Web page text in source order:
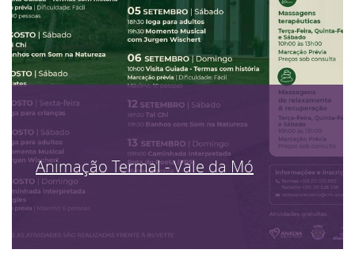
Animação Termal - Vale da Mó